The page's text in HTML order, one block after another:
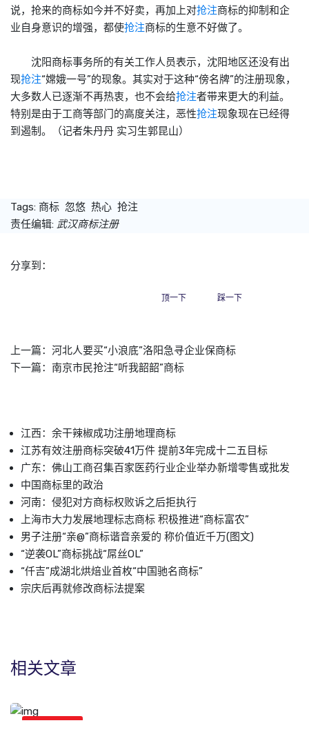
说，抢来的商标如今并不好卖，再加上对抢注商标的抑制和企
业自身意识的增强，都使抢注商标的生意不好做了。
沈阳商标事务所的有关工作人员表示，沈阳地区还没有出
现抢注“嫦娥一号”的现象。其实对于这种“傍名牌”的注册现象，
大多数人已逐渐不再热衷，也不会给抢注者带来更大的利益。
特别是由于工商等部门的高度关注，恶性抢注现象现在已经得
到遏制。（记者朱丹丹 实习生郭昆山）
Tags: 商标 忽悠 热心 抢注
责任编辑: 武汉商标注册
分享到：
顶一下 踩一下
上一篇： 河北人要买“小浪底”洛阳急寻企业保商标
下一篇： 南京市民抢注“听我韶韶”商标
江西：余干辣椒成功注册地理商标
江苏有效注册商标突破41万件 提前3年完成十二五目标
广东：佛山工商召集百家医药行业企业举办新增零售或批发
中国商标里的政治
河南：侵犯对方商标权败诉之后拒执行
上海市大力发展地理标志商标 积极推进“商标富农”
男子注册“亲@”商标谐音亲爱的 称价值近千万(图文)
“逆袭OL”商标挑战“屌丝OL”
“仟吉”成湖北烘焙业首枚“中国驰名商标”
宗庆后再就修改商标法提案
相关文章